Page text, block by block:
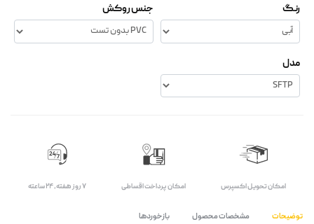
رنگ جنس روکش
مدل
اﻣﮑﺎن ﺗﺤﻮﯾﻞ اﮐﺴﭙﺮس امکان پرداخت اقساطی ۷ روز ﻫﻔﺘﻪ، ۲۴ ﺳﺎﻋﺘﻪ
توضیحات مشخصات محصول بازخوردها